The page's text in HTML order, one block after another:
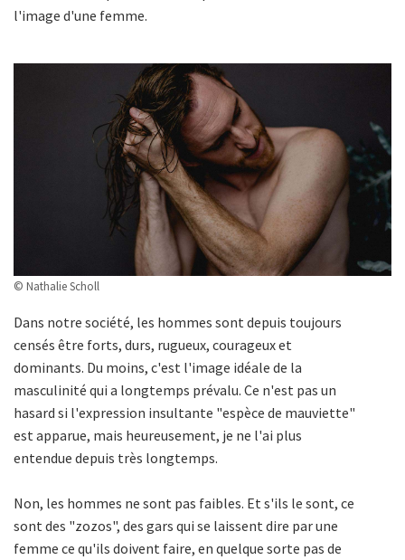
l'image d'une femme.
© Nathalie Scholl
Dans notre société, les hommes sont depuis toujours
censés être forts, durs, rugueux, courageux et
dominants. Du moins, c'est l'image idéale de la
masculinité qui a longtemps prévalu. Ce n'est pas un
hasard si l'expression insultante "espèce de mauviette"
est apparue, mais heureusement, je ne l'ai plus
entendue depuis très longtemps.
Non, les hommes ne sont pas faibles. Et s'ils le sont, ce
sont des "zozos", des gars qui se laissent dire par une
femme ce qu'ils doivent faire, en quelque sorte pas de